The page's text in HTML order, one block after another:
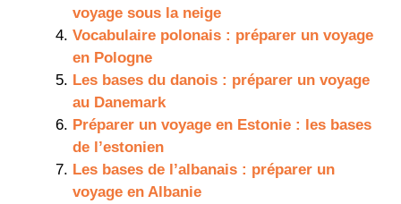
voyage sous la neige
Vocabulaire polonais : préparer un voyage
en Pologne
Les bases du danois : préparer un voyage
au Danemark
Préparer un voyage en Estonie : les bases
de l’estonien
Les bases de l’albanais : préparer un
voyage en Albanie